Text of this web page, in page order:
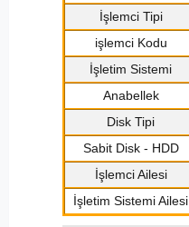
İşlemci Tipi
işlemci Kodu
İşletim Sistemi
Anabellek
Disk Tipi
Sabit Disk - HDD
İşlemci Ailesi
İşletim Sistemi Ailesi